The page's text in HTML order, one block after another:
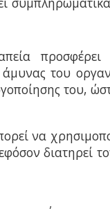
του
του,
να
διατηρεί